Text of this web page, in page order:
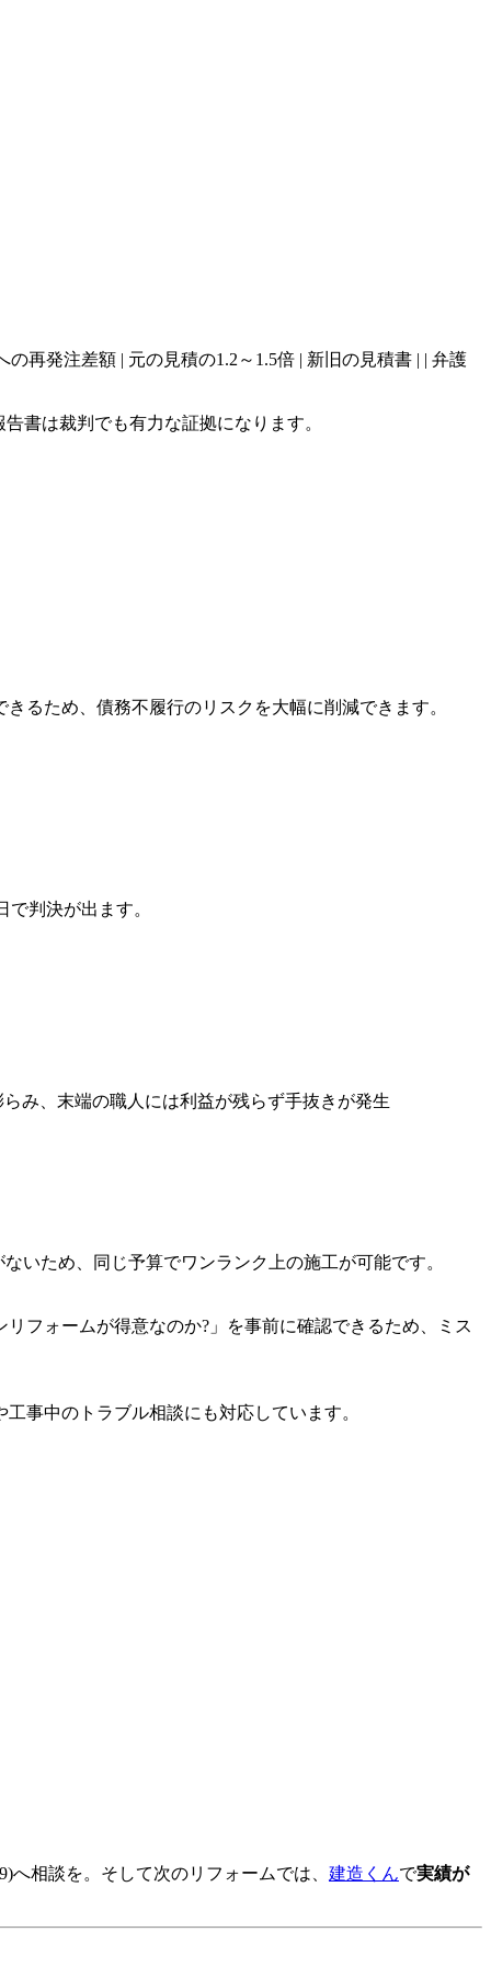
再発注差額 | 元の見積の1.2～1.5倍 | 新旧の見積書 | | 弁護
書は裁判でも有力な証拠になります。
るため、債務不履行のリスクを大幅に削減できます。
判決が出ます。
み、末端の職人には利益が残らず手抜きが発生
いため、同じ予算でワンランク上の施工が可能です。
フォームが得意なのか?」を事前に確認できるため、ミス
事中のトラブル相談にも対応しています。
相談を。そして次のリフォームでは、 建造くんで実績が